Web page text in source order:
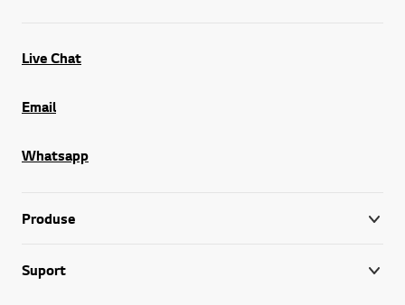
Live Chat
Email
Whatsapp
Produse
Suport